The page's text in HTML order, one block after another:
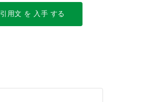
引用文 を 入手 する